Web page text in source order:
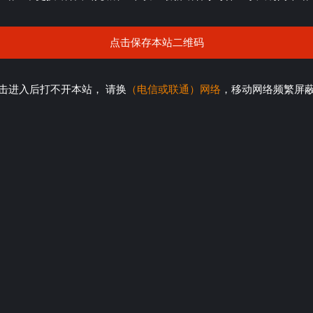
点击保存本站二维码
进入后打不开本站， 请换 （电信或联通）网络 ，移动网络频繁屏